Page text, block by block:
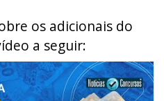
os adicionais do
a seguir: